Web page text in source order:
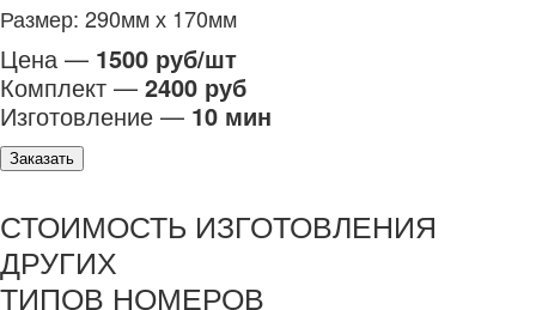
Размер: 290мм х 170мм
Цена — 1500 руб/шт
Комплект — 2400 руб
Изготовление — 10 мин
Заказать
СТОИМОСТЬ ИЗГОТОВЛЕНИЯ
ДРУГИХ
ТИПОВ НОМЕРОВ